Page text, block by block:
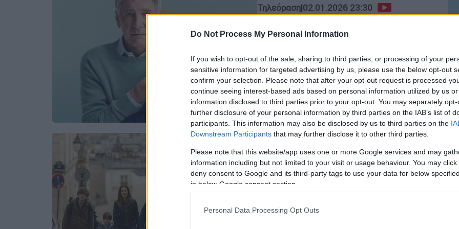
Do Not Process My Personal Information
If you wish to opt-out of the sale, sharing to third parties, or processing of your
sensitive information for targeted advertising by us, please use the below opt-out
confirm your selection. Please note that after your opt-out request is processed
continue seeing interest-based ads based on personal information utilized by us
information disclosed to third parties prior to your opt-out. You may separately
further disclosure of your personal information by third parties on the IAB’s list of
participants. This information may also be disclosed by us to third parties on the
Downstream Participants that may further disclose it to other third parties.
Please note that this website/app uses one or more Google services and may
information including but not limited to your visit or usage behaviour. You may
deny consent to Google and its third-party tags to use your data for below
in below Google consent section.
Personal Data Processing Opt Outs
Τηλεόραση|02.01.2026 23:30
τρέιλερ της 3ης σεζόν του
Ο τρίτος κύκλος θα κάνει παγκόσμια
πρεμιέρα την Τετάρτη 28 Ιανουαρίου
2026 στο Apple TV+
Τηλεόραση|02.12.2025 23:00
Το «The Family Plan 2» σαρώνει
παγκοσμίως στο Apple TV+ - Νο1
προηγούμενο